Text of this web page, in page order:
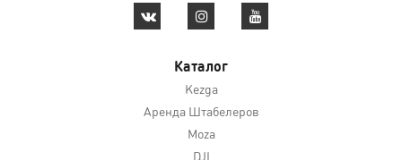
Каталог
Kezga
Аренда Штабелеров
Moza
DJI